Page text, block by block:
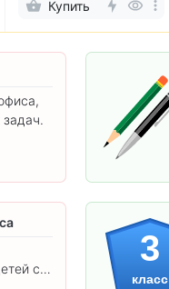
Купить
с
3
класс